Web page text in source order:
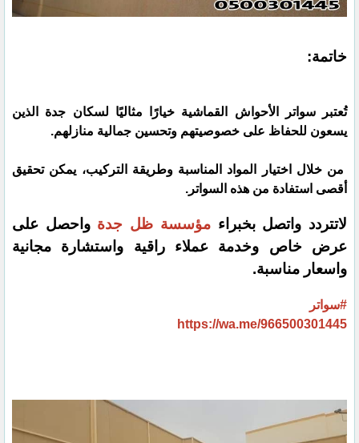
خاتمة:
تُعتبر سواتر الأحواش القماشية خيارًا مثاليًا لسكان جدة الذين
يسعون للحفاظ على خصوصيتهم وتحسين جمالية منازلهم.
من خلال اختيار المواد المناسبة وطريقة التركيب، يمكن تحقيق
أقصى استفادة من هذه السواتر.
لاتتردد واتصل بخبراءمؤسسة ظل جدة واحصل على
عرض خاص وخدمة عملاء راقية واستشارة مجانية
واسعار مناسبة.
#سواتر
https://wa.me/966500301445